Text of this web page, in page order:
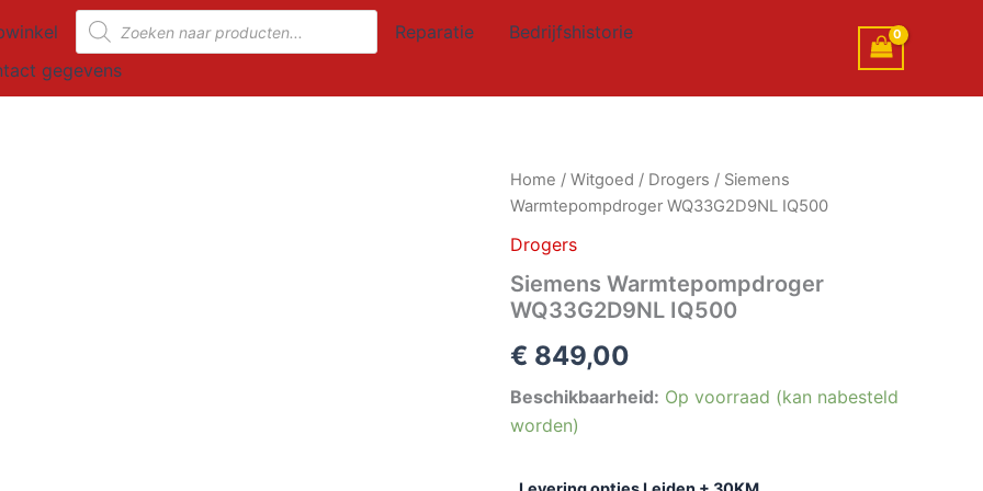
Producten
zoeken
Reparatie
Bedrijfshistorie
gegevens
Home / Witgoed / Drogers / Siemens
Warmtepompdroger WQ33G2D9NL IQ500
Drogers
Siemens Warmtepompdroger
WQ33G2D9NL IQ500
€ 849,00
Beschikbaarheid: Op voorraad (kan nabesteld
worden)
Siemens
Warmtepompdroger
WQ33G2D9NL
IQ500